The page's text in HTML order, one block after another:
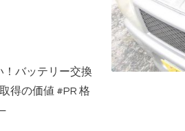
！バッテリー交換
得の価値 #PR 格